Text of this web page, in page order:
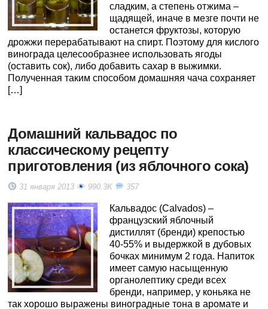
сладким, а степень отжима –
щадящей, иначе в мезге почти не
останется фруктозы, которую
дрожжи перерабатывают на спирт. Поэтому для кислого
винограда целесообразнее использовать ягоды
(оставить сок), либо добавить сахар в выжимки.
Полученная таким способом домашняя чача сохраняет
[…]
Домашний кальвадос по
классическому рецепту
приготовления (из яблочного сока)
31 января 2013 990.3K 357
Кальвадос (Calvados) –
французский яблочный
дистиллят (бренди) крепостью
40-55% и выдержкой в дубовых
бочках минимум 2 года. Напиток
имеет самую насыщенную
органолептику среди всех
бренди, например, у коньяка не
так хорошо выражены виноградные тона в аромате и